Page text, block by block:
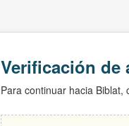
Verificación de
Para continuar hacia